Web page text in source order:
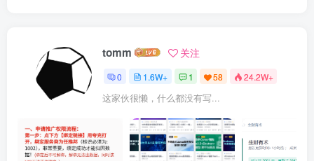
tomm 关注
0 1.6W+ 1 58 24.2W+
这家伙很懒，什么都没有写...